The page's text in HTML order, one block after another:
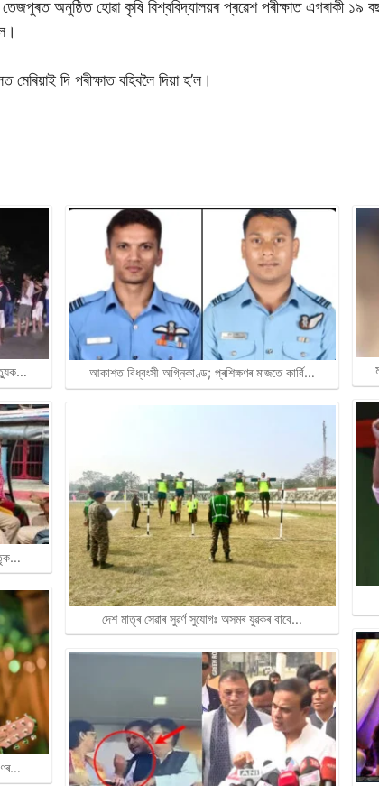
অনুষ্ঠিত হোৱা কৃষি বিশ্ববিদ্যালয়ৰ প্ৰৱেশ পৰীক্ষাত এগৰাকী ১৯
দি পৰীক্ষাত বহিবলৈ দিয়া হ’ল।
আকাশত বিধ্বংসী অগ্নিকাণ্ড; প্ৰশিক্ষণৰ মাজতে কাৰ্বি…
দেশ মাতৃৰ সেৱাৰ সুৱৰ্ণ সুযোগঃ অসমৰ যুৱকৰ বাবে…